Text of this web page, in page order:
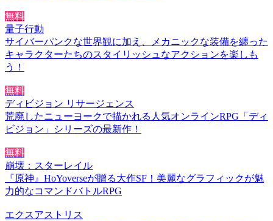
無料
量子行動
サイバーパンクな世界観に加え、メカニックな装備を纏った
キャラクターたちのスタイリッシュなアクションを楽しも
う！
無料
ディビジョン リサージェンス
荒廃したニューヨークで描かれる人気オンラインRPG「ディ
ビジョン」シリーズの最新作！
無料
崩壊：スターレイル
『原神』HoYoverseが贈る大作SF！美麗なグラフィックが魅
力的なコマンドバトルRPG
エクスアストリス